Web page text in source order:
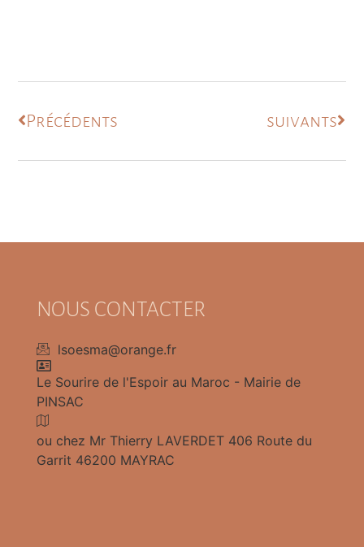
Précédents suivants
NOUS CONTACTER
lsoesma@orange.fr
Le Sourire de l'Espoir au Maroc - Mairie de
PINSAC
ou chez Mr Thierry LAVERDET 406 Route du
Garrit 46200 MAYRAC